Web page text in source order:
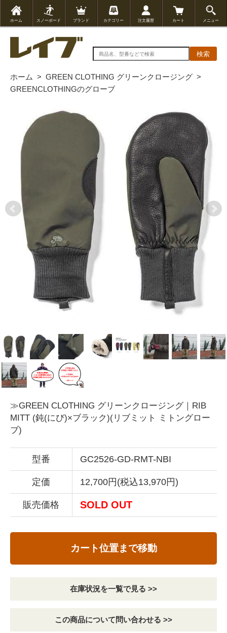
ホーム スノーボード ブランド カテゴリー 注文履歴 カート メニュー
検索
ホーム > GREEN CLOTHING グリーンクロージング >
GREENCLOTHINGのグローブ
≫GREEN CLOTHING グリーンクロージング｜RIB
MITT (鈍(にび)×ブラック)(リブミット ミトングロー
ブ)
型番 GC2526-GD-RMT-NBI
定価 12,700円(税込13,970円)
販売価格 SOLD OUT
カート位置まで移動
在庫状況を一覧で見る >>
この商品について問い合わせる >>